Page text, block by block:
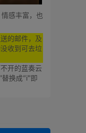
感丰富，也
的邮件，及
收到可去垃
开的蓝奏云
换成“i"即